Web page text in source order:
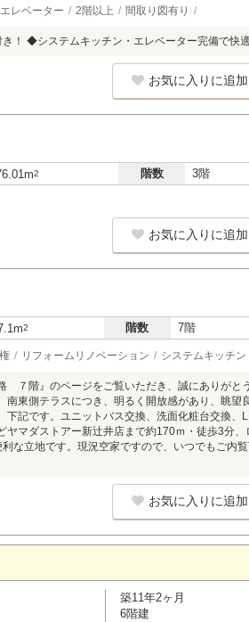
エレベーター 2階以上 間取り図有り
！ ◆システムキッチン・エレベーター完備で快適
お気に入りに追加
2 階数 3階
お気に入りに追加
2 階数 7階
リフォームリノベーション システムキッチン
７階』のページをご覧いただき、誠にありがと
南東側テラスにつき、明るく開放感があり、眺望
下記です。ユニットバス交換、洗面化粧台交換
ヤマダストアー新辻井店まで約170ｍ・徒歩3分、
な立地です。現況空家ですので、いつでもご内
お気に入りに追加
築11年2ヶ月
6階建